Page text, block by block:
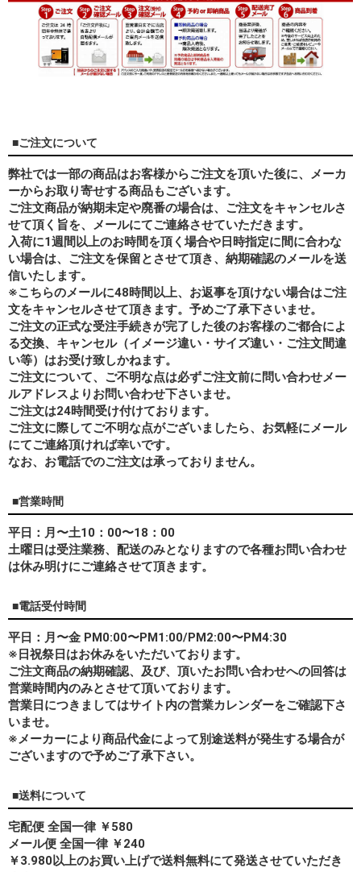
■ご注文について
弊社では一部の商品はお客様からご注文を頂いた後に、メーカ
ーからお取り寄せする商品もございます。
ご注文商品が納期未定や廃番の場合は、ご注文をキャンセルさ
せて頂く旨を、メールにてご連絡させていただきます。
入荷に1週間以上のお時間を頂く場合や日時指定に間に合わな
い場合は、ご注文を保留とさせて頂き、納期確認のメールを送
信いたします。
※こちらのメールに48時間以上、お返事を頂けない場合はご注
文をキャンセルさせて頂きます。予めご了承下さいませ。
ご注文の正式な受注手続きが完了した後のお客様のご都合によ
る交換、キャンセル（イメージ違い・サイズ違い・ご注文間違
い等）はお受け致しかねます。
ご注文について、ご不明な点は必ずご注文前に問い合わせメー
ルアドレスよりお問い合わせ下さいませ。
ご注文は24時間受け付けております。
ご注文に際してご不明な点がございましたら、お気軽にメール
にてご連絡頂ければ幸いです。
なお、 お電話でのご注文は承っておりません。
■営業時間
平日：月〜土10：00〜18：00
土曜日は受注業務、配送のみとなりますので各種お問い合わせ
は休み明けにご連絡させて頂きます。
■電話受付時間
平日：月〜金 PM0:00〜PM1:00/PM2:00〜PM4:30
※日祝祭日はお休みをいただいております。
ご注文商品の納期確認、及び、頂いたお問い合わせへの回答は
営業時間内のみとさせて頂いております。
営業日につきましてはサイト内の営業カレンダーをご確認下さ
いませ。
※メーカーにより商品代金によって別途送料が発生する場合が
ございますので予めご了承下さい。
■送料について
宅配便 全国一律 ￥580
メール便 全国一律 ￥240
￥3.980以上のお買い上げで送料無料にて発送させていただき